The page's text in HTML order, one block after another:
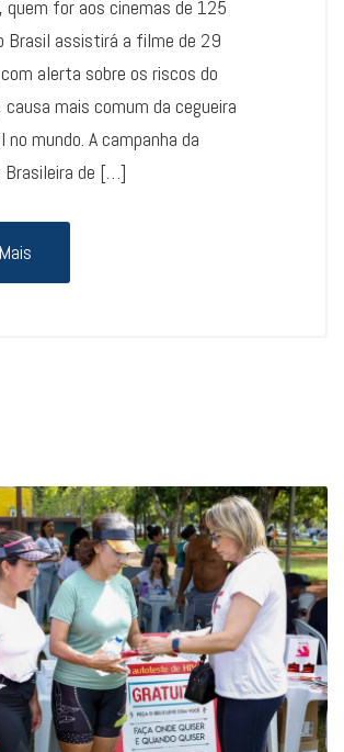
quem for aos cinemas de 125
Brasil assistirá a filme de 29
alerta sobre os riscos do
causa mais comum da cegueira
no mundo. A campanha da
Brasileira de […]